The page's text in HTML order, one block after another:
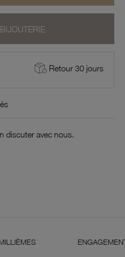
Retour 30 jours
discuter avec nous.
ENGAGEMENTS ÉTHIQUE